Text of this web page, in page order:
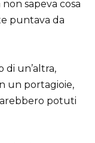
sapeva cosa
puntava da
di un’altra,
un portagioie,
potuti